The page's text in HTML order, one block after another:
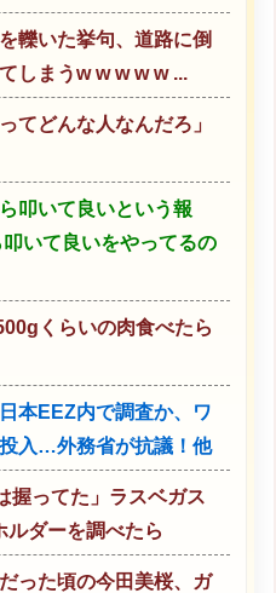
轢いた挙句、道路に倒
しまうw w w w w ...
てどんな人なんだろ」
叩いて良いという報
いて良いをやってるの
くらいの肉食べたら
本EEZ内で調査か、ワ
入…外務省が抗議！他
握ってた」ラスベガス
ルダーを調べたら
った頃の今田美桜、ガ